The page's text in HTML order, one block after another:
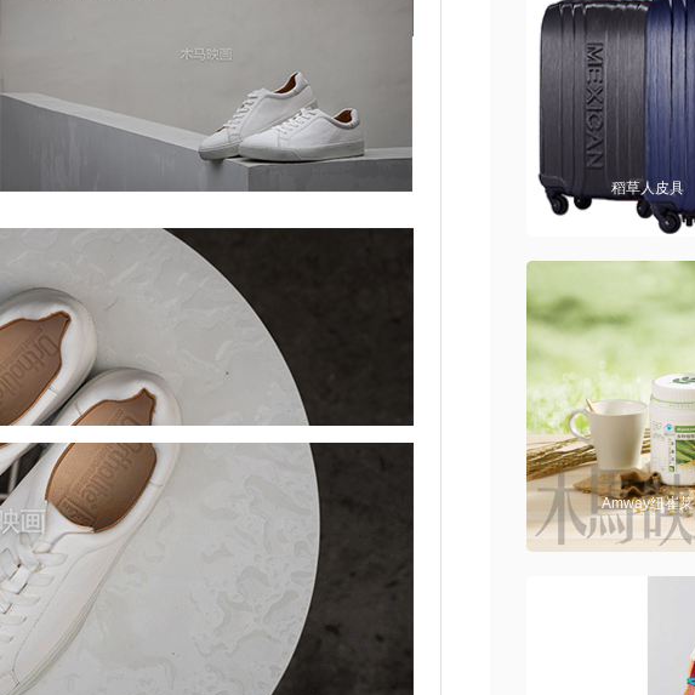
稻草人皮具
Amway纽崔莱